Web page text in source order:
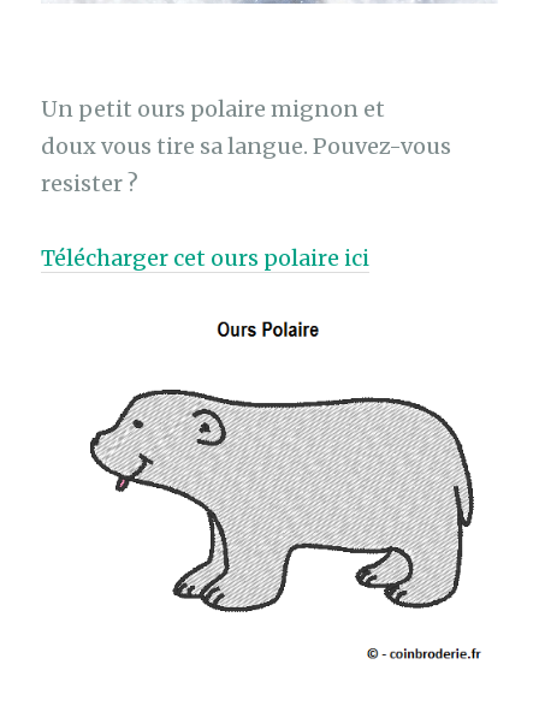
Un petit ours polaire mignon et
doux vous tire sa langue. Pouvez-vous
resister ?
Télécharger cet ours polaire ici